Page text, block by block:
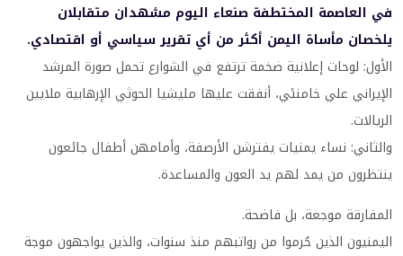
في العاصمة المختطفة صنعاء اليوم مشهدان متقابلان
يلخصان مأساة اليمن أكثر من أي تقرير سياسي أو اقتصادي.
الأول: لوحات إعلانية ضخمة ترتفع في الشوارع تحمل صورة المرشد
الإيراني علي خامنئي، أنفقت عليها مليشيا الحوثي الإرهابية ملايين
الريالات.
والثاني: نساء يمنيات يفترشن الأرصفة، وأمامهن أطفال جائعون
ينتظرون من يمد لهم يد العون والمساعدة.
المفارقة موجعة، بل فاضحة.
اليمنيون الذين حُرموا من رواتبهم منذ سنوات، والذين يواجهون موجة